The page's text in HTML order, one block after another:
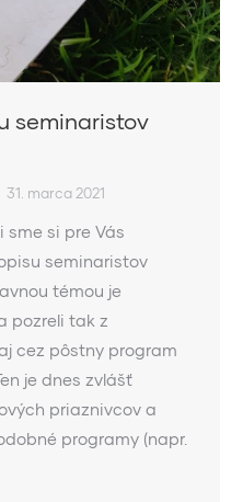
seminaristov
31. marca 2021
sme si pre Vás
seminaristov
témou je
pozreli tak z
cez pôstny program
je dnes zvlášť
priaznivcov a
programy (napr.